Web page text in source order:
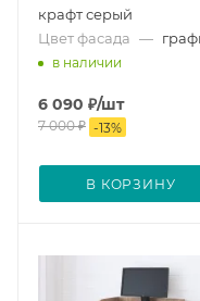
крафт серый
Цвет фасада —
в наличии
6 090 ₽/шт
7 000₽ -13%
В КОРЗИНУ